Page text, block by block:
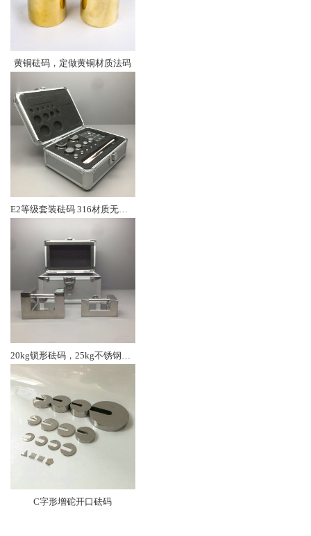
黄铜砝码，定做黄铜材质法码
E2等级套装砝码 316材质无磁砝码
20kg锁形砝码，25kg不锈钢砝码
C字形增砣开口砝码